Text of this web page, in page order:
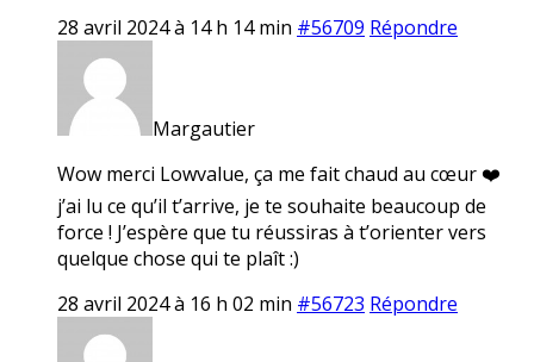
28 avril 2024 à 14 h 14 min #56709 Répondre
Margautier
Wow merci Lowvalue, ça me fait chaud au cœur ❤️
j’ai lu ce qu’il t’arrive, je te souhaite beaucoup de
force ! J’espère que tu réussiras à t’orienter vers
quelque chose qui te plaît :)
28 avril 2024 à 16 h 02 min #56723 Répondre